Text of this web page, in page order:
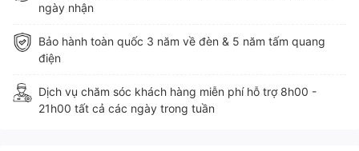
ngày nhận
Bảo hành toàn quốc 3 năm về đèn & 5 năm tấm quang
điện
Dịch vụ chăm sóc khách hàng miễn phí hỗ trợ 8h00 -
21h00 tất cả các ngày trong tuần